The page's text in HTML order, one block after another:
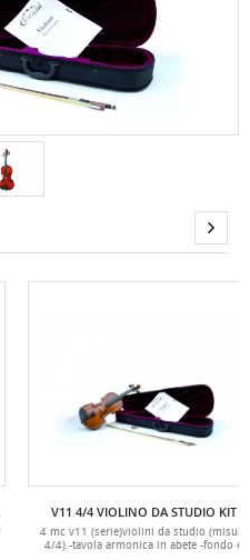
V11 4/4 VIOLINO DA STUDIO KIT
4 mc v11 (serie)violini da studio (misura
4/4).-tavola armonica in abete -fondo e